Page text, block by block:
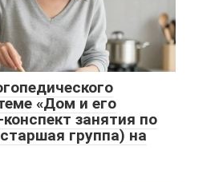
«Дом и его
занятия по
группа) на